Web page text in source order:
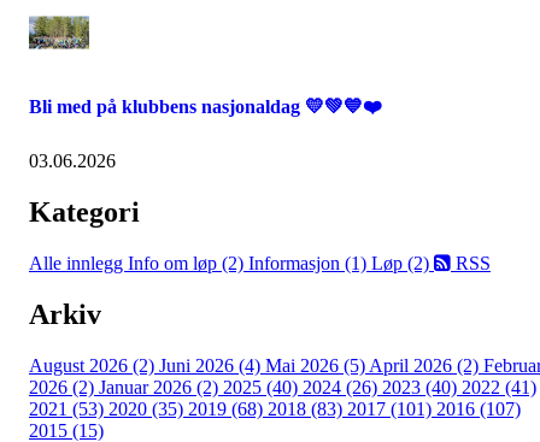
Bli med på klubbens nasjonaldag 💛💚💙❤️
03.06.2026
Kategori
Alle innlegg Info om løp (2) Informasjon (1) Løp (2) RSS
Arkiv
August 2026 (2) Juni 2026 (4) Mai 2026 (5) April 2026 (2)
2026 (2) Januar 2026 (2) 2025 (40) 2024 (26) 2023 (40) 2022 (41)
2021 (53) 2020 (35) 2019 (68) 2018 (83) 2017 (101) 2016 (107)
2015 (15)